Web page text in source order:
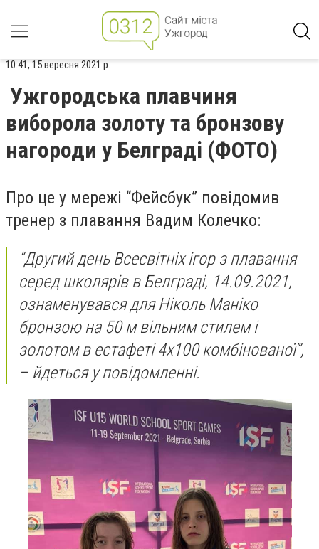
10:41, 15 вересня 2021 р.
Ужгородська плавчиня
виборола золоту та бронзову
нагороди у Белграді (ФОТО)
Про це у мережі “Фейсбук” повідомив
тренер з плавання Вадим Колечко:
“Другий день Всесвітніх ігор з плавання
серед школярів в Белграді, 14.09.2021,
ознаменувався для Ніколь Маніко
бронзою на 50 м вільним стилем і
золотом в естафеті 4х100 комбінованої”,
– йдеться у повідомленні.